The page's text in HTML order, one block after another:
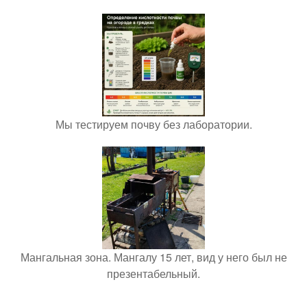
Мы тестируем почву без лаборатории.
Мангальная зона. Мангалу 15 лет, вид у него был не
презентабельный.